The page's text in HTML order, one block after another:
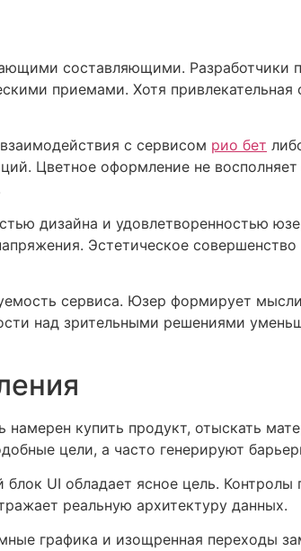
составляющими. Разработчики
приемами. Хотя привлекательная
с сервисом рио бет
Цветное оформление не
дизайна и удовлетворенностью
Эстетическое совершенство
сервиса. Юзер формирует
над зрительными решениями
купить продукт, отыскать
цели, а часто генерируют
UI обладает ясное цель.
реальную архитектуру данных.
графика и изощренная переходы